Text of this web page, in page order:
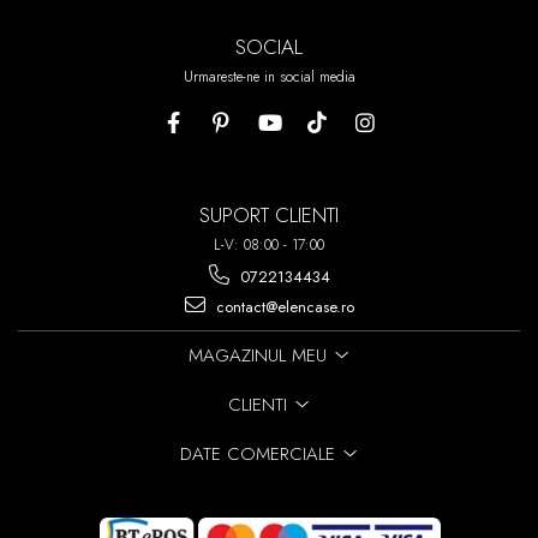
SOCIAL
Urmareste-ne in social media
SUPORT CLIENTI
L-V: 08:00 - 17:00
0722134434
contact@elencase.ro
MAGAZINUL MEU
CLIENTI
DATE COMERCIALE